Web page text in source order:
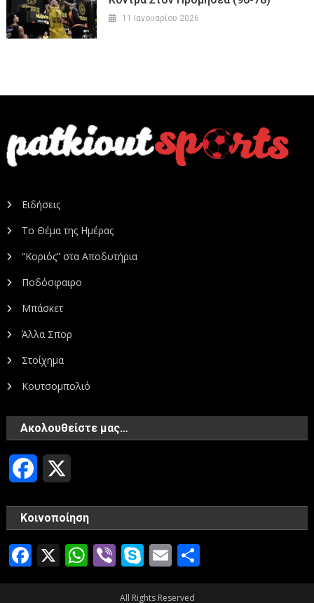
11 Ιανουαρίου 2026
Ειδήσεις
Το Θέμα της Ημέρας
“Κοριός” στα Αποδυτήρια
Ποδόσφαιρο
Μπάσκετ
Άλλα Σπορ
Στοίχημα
Κουτσομπολιό
Ακολουθείστε μας…
Facebook
Κοινοποίηση
Facebook
X WhatsApp
ViberSkype
Email
All Rights Reserved